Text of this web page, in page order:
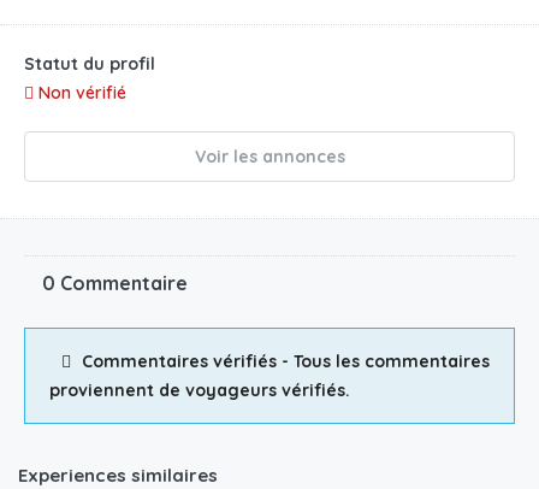
Statut du profil
Non vérifié
Voir les annonces
0 Commentaire
Commentaires vérifiés - Tous les commentaires
proviennent de voyageurs vérifiés.
Experiences similaires